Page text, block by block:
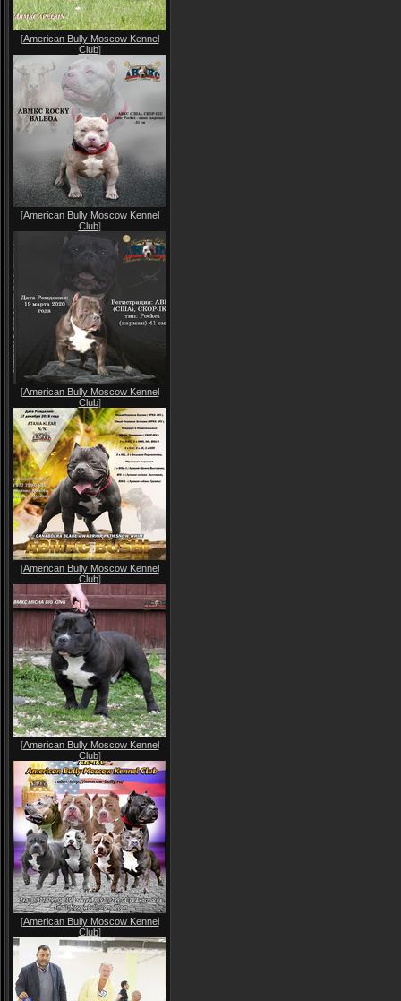
[American Bully Moscow Kennel
Club]
[American Bully Moscow Kennel
Club]
[American Bully Moscow Kennel
Club]
[American Bully Moscow Kennel
Club]
[American Bully Moscow Kennel
Club]
[American Bully Moscow Kennel
Club]